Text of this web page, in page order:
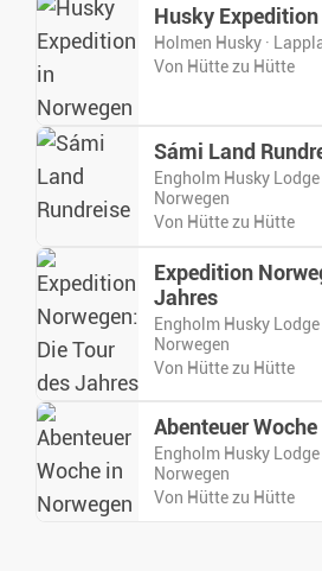
Husky
Holmen Husky ·
Von Hütte zu Hütte
Sámi Land
Engholm Husky Lodge
Norwegen
Von Hütte zu Hütte
Expedition
Jahres
Engholm Husky Lodge
Norwegen
Von Hütte zu Hütte
Abenteuer
Engholm Husky Lodge
Norwegen
Von Hütte zu Hütte